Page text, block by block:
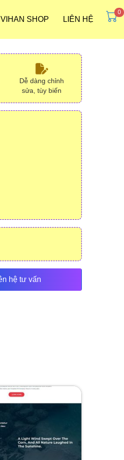
VIHAN SHOP LIÊN HỆ
Dễ dàng chỉnh
sửa, tùy biến
hệ tư vấn